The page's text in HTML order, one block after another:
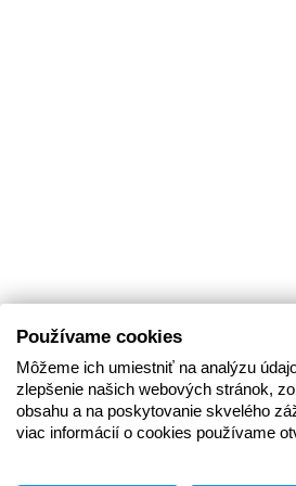
Používame cookies
Môžeme ich umiestniť na analýzu
zlepšenie našich webových stránok,
obsahu a na poskytovanie skvelého
viac informácií o cookies používame